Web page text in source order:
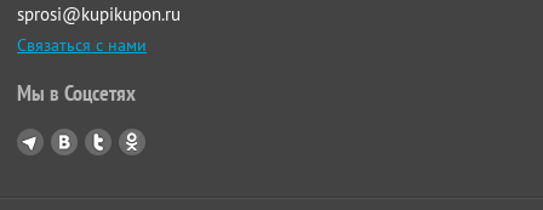
sprosi@kupikupon.ru
Связаться с нами
Мы в Соцсетях